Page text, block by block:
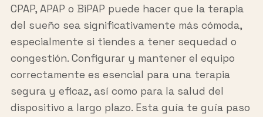
CPAP, APAP o BiPAP puede hacer que la terapia
del sueño sea significativamente más cómoda,
especialmente si tiendes a tener sequedad o
congestión. Configurar y mantener el equipo
correctamente es esencial para una terapia
segura y eficaz, así como para la salud del
dispositivo a largo plazo. Esta guía te guía paso